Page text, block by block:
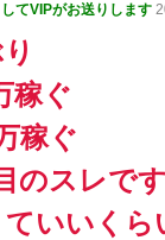
てVIPがお送りします
り
稼ぐ
稼ぐ
のスレで
いいくら